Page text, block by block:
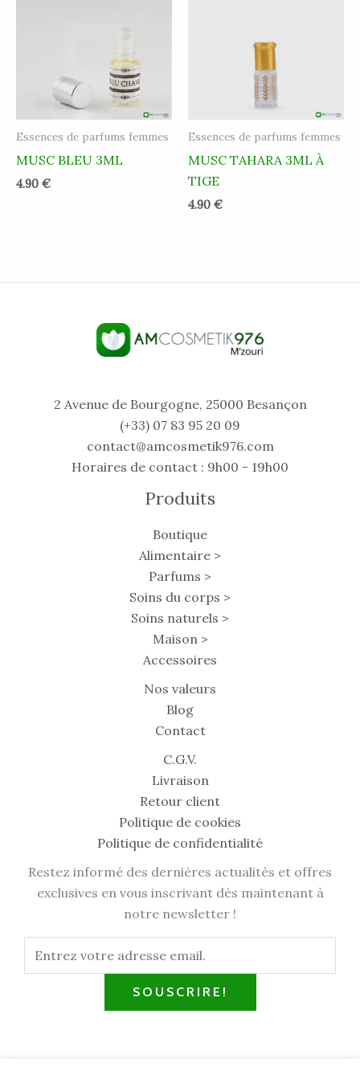
Essences de parfums femmes
MUSC BLEU 3ML
4.90 €
Essences de parfums femmes
MUSC TAHARA 3ML À
TIGE
4.90 €
2 Avenue de Bourgogne, 25000 Besançon
(+33) 07 83 95 20 09
contact@amcosmetik976.com
Horaires de contact : 9h00 - 19h00
Produits
Boutique
Alimentaire >
Parfums >
Soins du corps >
Soins naturels >
Maison >
Accessoires
Nos valeurs
Blog
Contact
C.G.V.
Livraison
Retour client
Politique de cookies
Politique de confidentialité
Restez informé des dernières actualités et offres
exclusives en vous inscrivant dès maintenant à
notre newsletter !
SOUSCRIRE!